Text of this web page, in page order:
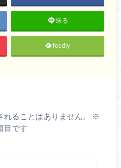
送る
feedly
ることはありません。
※
目です